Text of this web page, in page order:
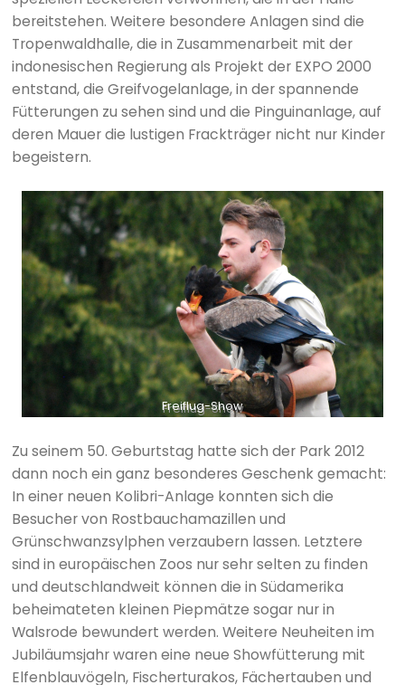
bereitstehen. Weitere besondere Anlagen sind die
Tropenwaldhalle, die in Zusammenarbeit mit der
indonesischen Regierung als Projekt der EXPO 2000
entstand, die Greifvogelanlage, in der spannende
Fütterungen zu sehen sind und die Pinguinanlage, auf
deren Mauer die lustigen Frackträger nicht nur Kinder
begeistern.
Freiflug-Show
Zu seinem 50. Geburtstag hatte sich der Park 2012
dann noch ein ganz besonderes Geschenk gemacht:
In einer neuen Kolibri-Anlage konnten sich die
Besucher von Rostbauchamazillen und
Grünschwanzsylphen verzaubern lassen. Letztere
sind in europäischen Zoos nur sehr selten zu finden
und deutschlandweit können die in Südamerika
beheimateten kleinen Piepmätze sogar nur in
Walsrode bewundert werden. Weitere Neuheiten im
Jubiläumsjahr waren eine neue Showfütterung mit
Elfenblauvögeln, Fischerturakos, Fächertauben und